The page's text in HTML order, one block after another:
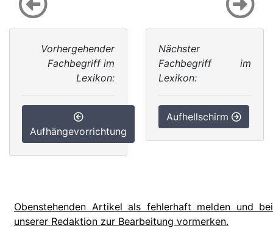
Vorhergehender
Fachbegriff im
Lexikon:
Aufhängevorrichtung
Nächster
Fachbegriff im
Lexikon:
Aufhellschirm
Obenstehenden Artikel als fehlerhaft melden und bei
unserer Redaktion zur Bearbeitung vormerken.